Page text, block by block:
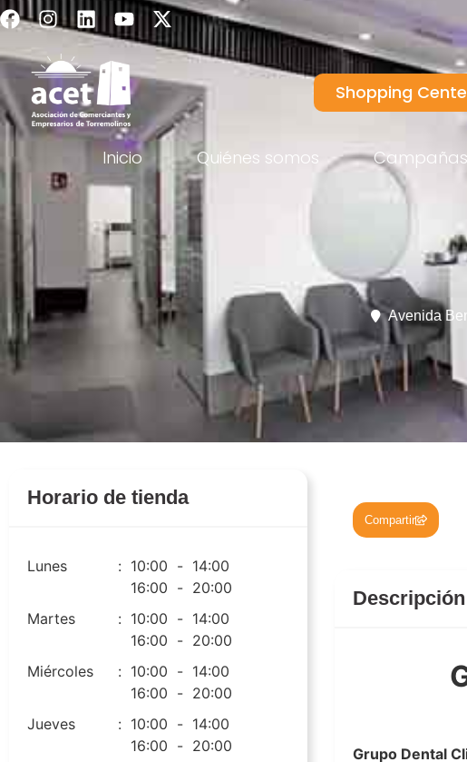
Shopping
Inicio Quiénes somos Campañas
Avenida
Horario de tienda
Lunes : 10:00 - 14:00
16:00 - 20:00
Martes
: 10:00 - 14:00
16:00 - 20:00
Miércoles
: 10:00 - 14:00
16:00 - 20:00
Jueves
: 10:00 - 14:00
16:00 - 20:00
Compartir
Descripción
Grupo Dental